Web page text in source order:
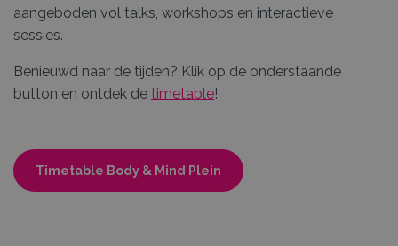
aangeboden vol talks, workshops en interactieve
sessies.
Benieuwd naar de tijden? Klik op de onderstaande
button en ontdek de timetable!
Timetable Body & Mind Plein